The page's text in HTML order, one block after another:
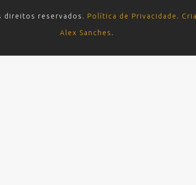
direitos reservados. Política de Privacidade .
Alex Sanches .